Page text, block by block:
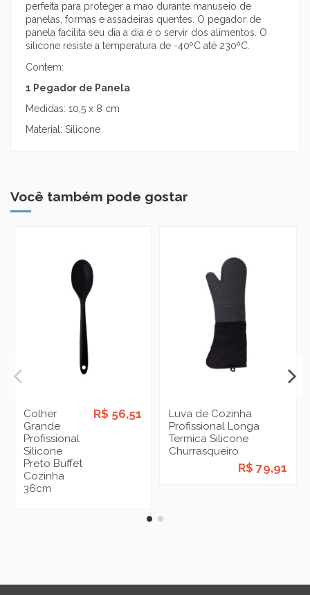
perfeita para proteger a mao durante manuseio de
panelas, formas e assadeiras quentes. O pegador de
panela facilita seu dia a dia e o servir dos alimentos. O
silicone resiste a temperatura de -40ºC até 230ºC.
Contem:
1 Pegador de Panela
Medidas: 10,5 x 8 cm
Material: Silicone
Você também pode gostar
Colher
Grande
Profissional
Silicone
Preto Buffet
Cozinha
36cm
R$ 56,51
Luva de Cozinha
Profissional Longa
Termica Silicone
Churrasqueiro
R$ 79,91